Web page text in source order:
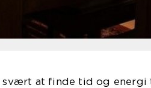
at finde tid og energi